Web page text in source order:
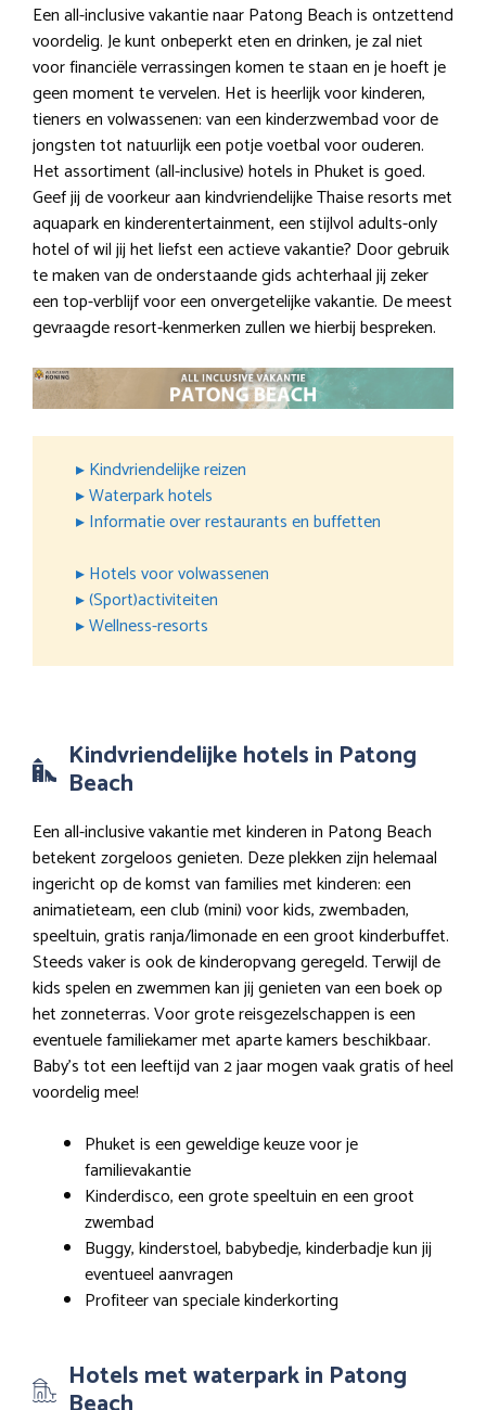
Een all-inclusive vakantie naar Patong Beach is ontzettend
voordelig. Je kunt onbeperkt eten en drinken, je zal niet
voor financiële verrassingen komen te staan en je hoeft je
geen moment te vervelen. Het is heerlijk voor kinderen,
tieners en volwassenen: van een kinderzwembad voor de
jongsten tot natuurlijk een potje voetbal voor ouderen.
Het assortiment (all-inclusive) hotels in Phuket is goed.
Geef jij de voorkeur aan kindvriendelijke Thaise resorts met
aquapark en kinderentertainment, een stijlvol adults-only
hotel of wil jij het liefst een actieve vakantie? Door gebruik
te maken van de onderstaande gids achterhaal jij zeker
een top-verblijf voor een onvergetelijke vakantie. De meest
gevraagde resort-kenmerken zullen we hierbij bespreken.
▸ Kindvriendelijke reizen
▸ Waterpark hotels
▸ Informatie over restaurants en buffetten
▸ Hotels voor volwassenen
▸ (Sport)activiteiten
▸ Wellness-resorts
Kindvriendelijke hotels in Patong
Beach
Een all-inclusive vakantie met kinderen in Patong Beach
betekent zorgeloos genieten. Deze plekken zijn helemaal
ingericht op de komst van families met kinderen: een
animatieteam, een club (mini) voor kids, zwembaden,
speeltuin, gratis ranja/limonade en een groot kinderbuffet.
Steeds vaker is ook de kinderopvang geregeld. Terwijl de
kids spelen en zwemmen kan jij genieten van een boek op
het zonneterras. Voor grote reisgezelschappen is een
eventuele familiekamer met aparte kamers beschikbaar.
Baby’s tot een leeftijd van 2 jaar mogen vaak gratis of heel
voordelig mee!
Phuket is een geweldige keuze voor je
familievakantie
Kinderdisco, een grote speeltuin en een groot
zwembad
Buggy, kinderstoel, babybedje, kinderbadje kun jij
eventueel aanvragen
Profiteer van speciale kinderkorting
Hotels met waterpark in Patong